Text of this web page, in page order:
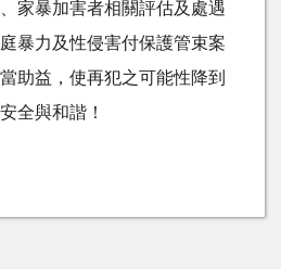
家暴加害者相關評估及處遇
暴力及性侵害付保護管束案
助益，使再犯之可能性降到
全與和諧！